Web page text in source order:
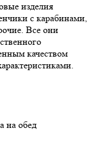
изделия
с карабинами,
Все они
качеством
на обед